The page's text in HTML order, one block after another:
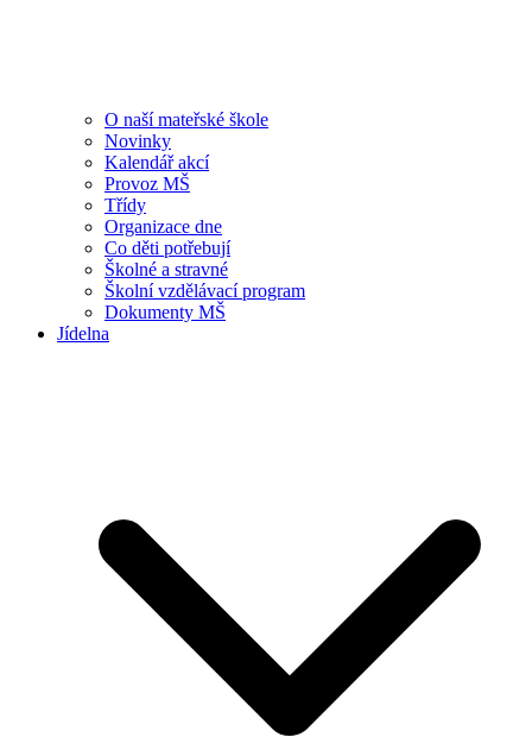
O naší mateřské škole
Novinky
Kalendář akcí
Provoz MŠ
Třídy
Organizace dne
Co děti potřebují
Školné a stravné
Školní vzdělávací program
Dokumenty MŠ
Jídelna